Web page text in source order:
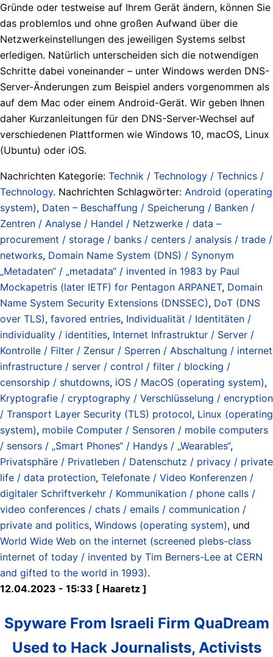
Gründe oder testweise auf Ihrem Gerät ändern, können Sie
das problemlos und ohne großen Aufwand über die
Netzwerkeinstellungen des jeweiligen Systems selbst
erledigen. Natürlich unterscheiden sich die notwendigen
Schritte dabei voneinander – unter Windows werden DNS-
Server-Änderungen zum Beispiel anders vorgenommen als
auf dem Mac oder einem Android-Gerät. Wir geben Ihnen
daher Kurzanleitungen für den DNS-Server-Wechsel auf
verschiedenen Plattformen wie Windows 10, macOS, Linux
(Ubuntu) oder iOS.
Nachrichten Kategorie: Technik / Technology / Technics /
Technology. Nachrichten Schlagwörter: Android (operating
system), Daten – Beschaffung / Speicherung / Banken /
Zentren / Analyse / Handel / Netzwerke / data –
procurement / storage / banks / centers / analysis / trade /
networks, Domain Name System (DNS) / Synonym
„Metadaten“ / „metadata“ / invented in 1983 by Paul
Mockapetris (later IETF) for Pentagon ARPANET, Domain
Name System Security Extensions (DNSSEC), DoT (DNS
over TLS), favored entries, Individualität / Identitäten /
individuality / identities, Internet Infrastruktur / Server /
Kontrolle / Filter / Zensur / Sperren / Abschaltung / internet
infrastructure / server / control / filter / blocking /
censorship / shutdowns, iOS / MacOS (operating system),
Kryptografie / cryptography / Verschlüsselung / encryption
/ Transport Layer Security (TLS) protocol, Linux (operating
system), mobile Computer / Sensoren / mobile computers
/ sensors / „Smart Phones“ / Handys / „Wearables“,
Privatsphäre / Privatleben / Datenschutz / privacy / private
life / data protection, Telefonate / Video Konferenzen /
digitaler Schriftverkehr / Kommunikation / phone calls /
video conferences / chats / emails / communication /
private and politics, Windows (operating system), und
World Wide Web on the internet (screened plebs-class
internet of today / invented by Tim Berners-Lee at CERN
and gifted to the world in 1993).
12.04.2023 - 15:33 [ Haaretz ]
Spyware From Israeli Firm QuaDream
Used to Hack Journalists, Activists